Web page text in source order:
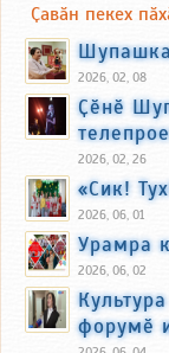
Ҫавӑн пекех
2026, 02, 08
Ҫӗнӗ
2026, 02, 26
«Сик!
2026, 06, 01
Урамра
2026, 06, 02
форумӗ